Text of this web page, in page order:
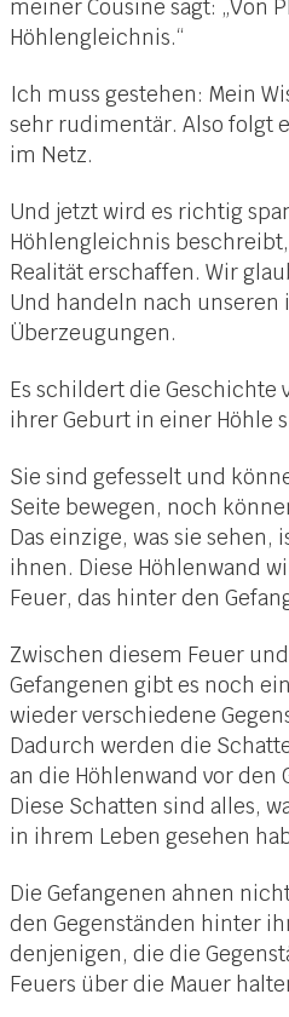
meiner Cousine sagt: „Von
Höhlengleichnis.“
Ich muss gestehen: Mein
sehr rudimentär. Also folgt
im Netz.
Und jetzt wird es richtig
Höhlengleichnis
Realität erschaffen. Wir
Und handeln nach unseren
Überzeugungen.
Es schildert die Geschichte
ihrer Geburt in einer Höhle
Sie sind gefesselt und
Seite bewegen, noch
Das einzige, was sie sehen,
ihnen. Diese Höhlenwand
Feuer, das hinter den
Zwischen diesem Feuer
Gefangenen gibt es noch
wieder verschiedene
Dadurch werden die
an die Höhlenwand vor den
Diese Schatten sind alles,
in ihrem Leben gesehen
Die Gefangenen ahnen
den Gegenständen hinter
denjenigen, die die
Feuers über die Mauer